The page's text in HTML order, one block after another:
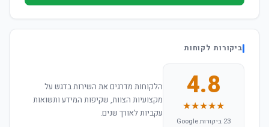
ביקורות לקוחות
4.8
★★★★★
23 ביקורות Google
הלקוחות מדרגים את השירות בדגש על
מקצועיות הצוות, שקיפות המידע ותשואות
עקביות לאורך שנים.